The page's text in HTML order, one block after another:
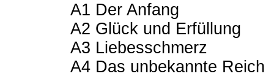
A1 Der Anfang
A2 Glück und Erfüllung
A3 Liebesschmerz
A4 Das unbekannte Reich